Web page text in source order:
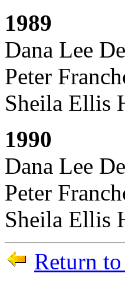
1989
Dana Lee
Peter
Sheila Ellis
1990
Dana Lee
Peter
Sheila Ellis
Return